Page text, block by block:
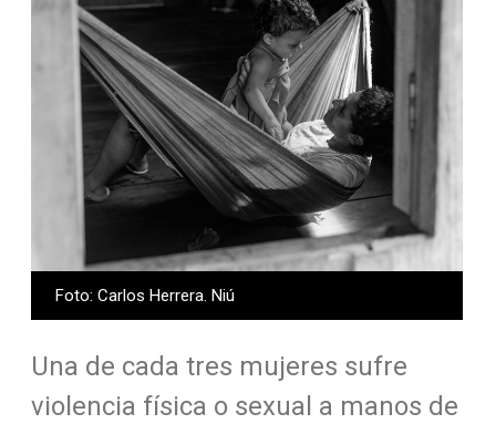
Foto: Carlos Herrera. Niú
Una de cada tres mujeres sufre
violencia física o sexual a manos de